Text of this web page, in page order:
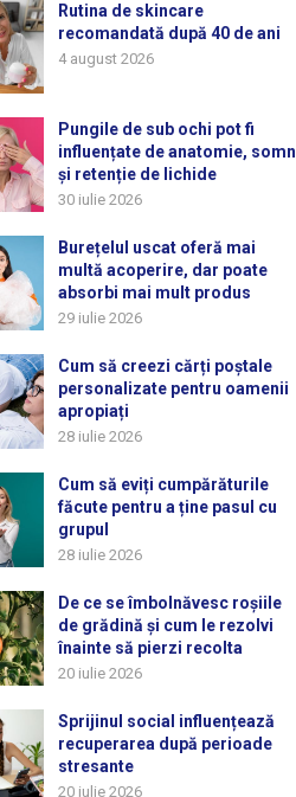
Rutina de skincare
recomandată după 40 de ani
4 august 2026
Pungile de sub ochi pot fi
influențate de anatomie, somn
și retenție de lichide
30 iulie 2026
Burețelul uscat oferă mai
multă acoperire, dar poate
absorbi mai mult produs
29 iulie 2026
Cum să creezi cărți poștale
personalizate pentru oamenii
apropiați
28 iulie 2026
Cum să eviți cumpărăturile
făcute pentru a ține pasul cu
grupul
28 iulie 2026
De ce se îmbolnăvesc roșiile
de grădină și cum le rezolvi
înainte să pierzi recolta
20 iulie 2026
Sprijinul social influențează
recuperarea după perioade
stresante
20 iulie 2026